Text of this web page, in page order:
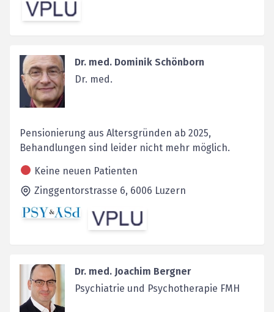
Dr. med. Dominik Schönborn
Dr. med.
Pensionierung aus Altersgründen ab 2025,
Behandlungen sind leider nicht mehr möglich.
Keine neuen Patienten
Zinggentorstrasse 6, 6006 Luzern
Dr. med. Joachim Bergner
Psychiatrie und Psychotherapie FMH